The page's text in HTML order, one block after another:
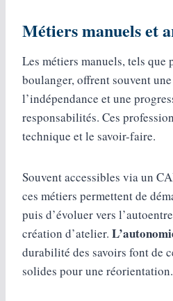
Métiers manuels et
Les métiers manuels, tels
boulanger, offrent souvent
l’indépendance et une
responsabilités. Ces
technique et le savoir-faire.
Souvent accessibles via un
ces métiers permettent de
puis d’évoluer vers
création d’atelier.
durabilité des savoirs font de
solides pour une réorientation.